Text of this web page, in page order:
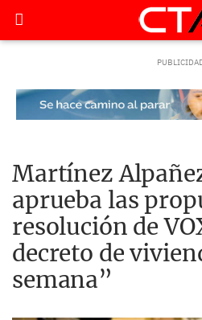
Martínez
aprueba las
resolución de
decreto de
semana”